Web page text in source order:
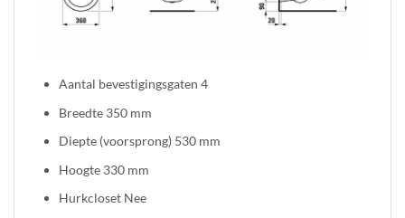
Aantal bevestigingsgaten 4
Breedte 350 mm
Diepte (voorsprong) 530 mm
Hoogte 330 mm
Hurkcloset Nee